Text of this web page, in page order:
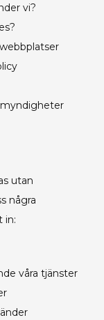
vi?
utan
några
in:
våra tjänster